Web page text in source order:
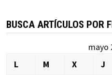
BUSCA ARTÍCULOS POR
mayo
L
M X J